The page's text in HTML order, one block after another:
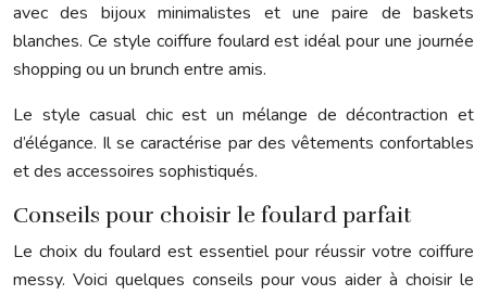
avec des bijoux minimalistes et une paire de baskets
blanches. Ce style coiffure foulard est idéal pour une journée
shopping ou un brunch entre amis.
Le style casual chic est un mélange de décontraction et
d’élégance. Il se caractérise par des vêtements confortables
et des accessoires sophistiqués.
Conseils pour choisir le foulard parfait
Le choix du foulard est essentiel pour réussir votre coiffure
messy. Voici quelques conseils pour vous aider à choisir le